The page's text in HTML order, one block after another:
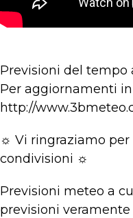
Previsioni del tempo
Per aggiornamenti
http://
☼ Vi ringraziamo per
condivisioni ☼
Previsioni meteo a
previsioni